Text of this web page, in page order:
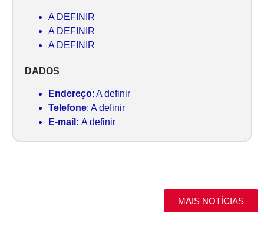
A DEFINIR
A DEFINIR
A DEFINIR
DADOS
Endereço: A definir
Telefone: A definir
E-mail: A definir
MAIS NOTÍCIAS